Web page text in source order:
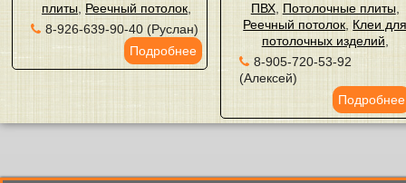
плиты Реечный потолок
8-926-639-90-40 (Руслан)
Подробнее
ПВХ, Потолочные плиты,
Реечный потолок Клеи
потолочных изделий
8-905-720-53-92
(Алексей)
Подробнее